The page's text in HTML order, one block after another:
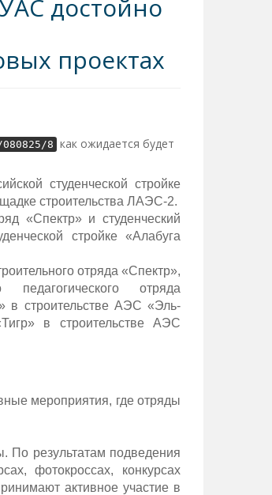
достойно
проектах
080825/8 как ожидается будет
студенческой стройке
строительства ЛАЭС-2.
«Спектр» и студенческий
стройке «Алабуга
отряда «Спектр»,
отряда
в строительстве АЭС «Эль-
в строительстве АЭС
мероприятия, где отряды
По результатам подведения
фотокроссах, конкурсах
активное участие в